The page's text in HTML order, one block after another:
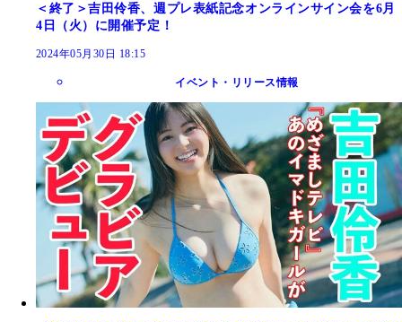
＜終了＞吉田伶香、週プレ表紙記念オンラインサイン会を6月
4日（火）に開催予定！
2024年05月30日 18:15
イベント・リリース情報